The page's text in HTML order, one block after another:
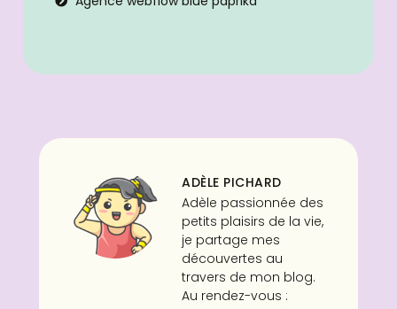
ADÈLE PICHARD
Adèle passionnée des
petits plaisirs de la vie,
je partage mes
découvertes au
travers de mon blog.
Au rendez-vous :